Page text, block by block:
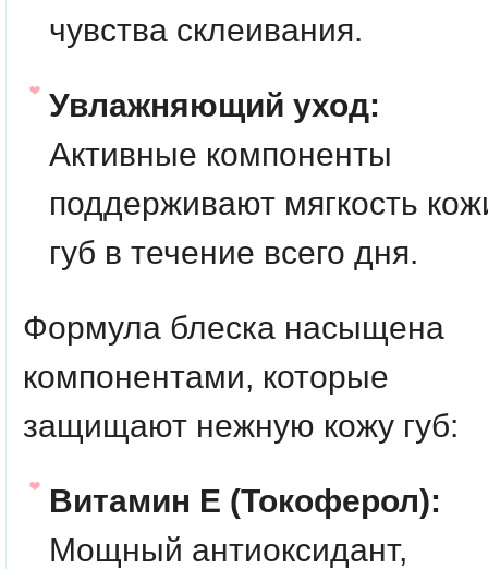
чувства склеивания.
Увлажняющий уход:
Активные компоненты
поддерживают мягкость
губ в течение всего дня.
Формула блеска насыщена
компонентами, которые
защищают нежную кожу губ:
Витамин Е (Токоферол):
Мощный антиоксидант,